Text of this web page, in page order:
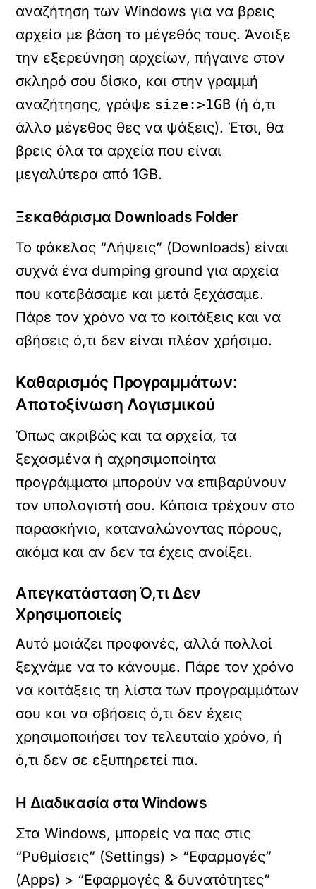
αναζήτηση των Windows για να βρεις
αρχεία με βάση το μέγεθός τους. Άνοιξε
την εξερεύνηση αρχείων, πήγαινε στον
σκληρό σου δίσκο, και στην γραμμή
αναζήτησης, γράψε size:>1GB (ή ό,τι
άλλο μέγεθος θες να ψάξεις). Έτσι, θα
βρεις όλα τα αρχεία που είναι
μεγαλύτερα από 1GB.
Ξεκαθάρισμα Downloads Folder
Το φάκελος “Λήψεις” (Downloads) είναι
συχνά ένα dumping ground για αρχεία
που κατεβάσαμε και μετά ξεχάσαμε.
Πάρε τον χρόνο να το κοιτάξεις και να
σβήσεις ό,τι δεν είναι πλέον χρήσιμο.
Καθαρισμός Προγραμμάτων:
Αποτοξίνωση Λογισμικού
Όπως ακριβώς και τα αρχεία, τα
ξεχασμένα ή αχρησιμοποίητα
προγράμματα μπορούν να επιβαρύνουν
τον υπολογιστή σου. Κάποια τρέχουν στο
παρασκήνιο, καταναλώνοντας πόρους,
ακόμα και αν δεν τα έχεις ανοίξει.
Απεγκατάσταση Ό,τι Δεν
Χρησιμοποιείς
Αυτό μοιάζει προφανές, αλλά πολλοί
ξεχνάμε να το κάνουμε. Πάρε τον χρόνο
να κοιτάξεις τη λίστα των προγραμμάτων
σου και να σβήσεις ό,τι δεν έχεις
χρησιμοποιήσει τον τελευταίο χρόνο, ή
ό,τι δεν σε εξυπηρετεί πια.
Η Διαδικασία στα Windows
Στα Windows, μπορείς να πας στις
“Ρυθμίσεις” (Settings) > “Εφαρμογές”
(Apps) > “Εφαρμογές & δυνατότητες”